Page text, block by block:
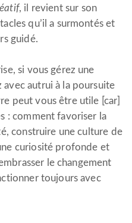
, il revient sur son
qu’il a surmontés et
guidé.
si vous gérez une
autrui à la poursuite
peut vous être utile [car]
: comment favoriser la
construire une culture de
curiosité profonde et
le changement
toujours avec